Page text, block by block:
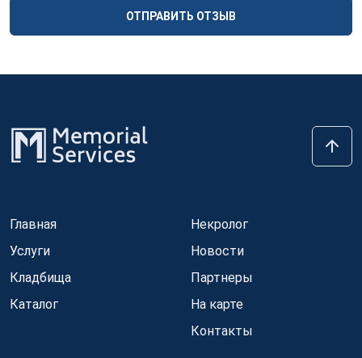
ОТПРАВИТЬ ОТЗЫВ
Главная
Услуги
Кладбища
Каталог
Некролог
Новости
Партнеры
На карте
Контакты